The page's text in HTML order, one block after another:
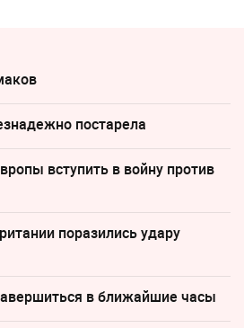
постарела
вступить в войну против
поразились удару
в ближайшие часы